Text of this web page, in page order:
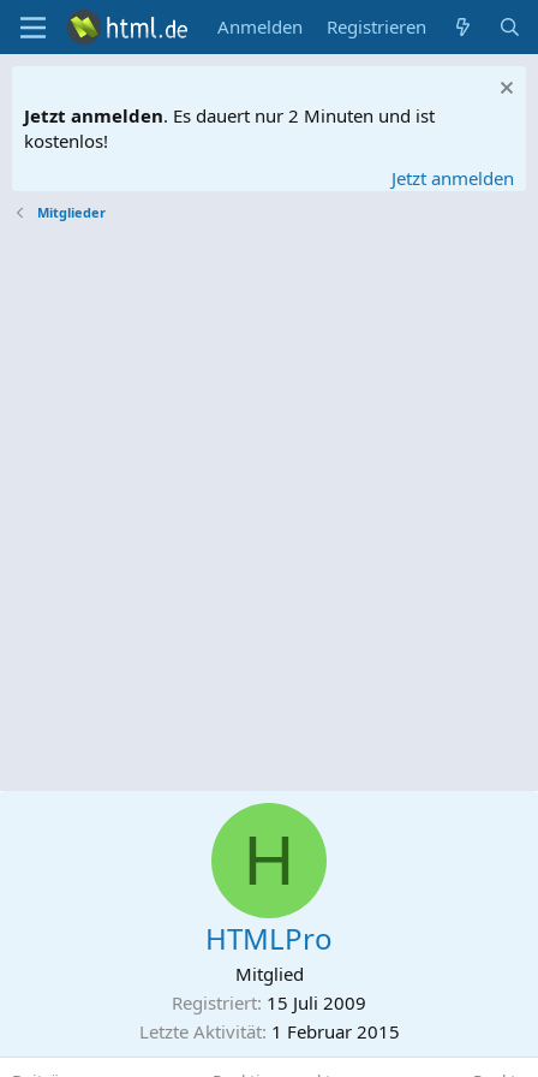
Anmelden Registrieren
Jetzt anmelden. Es dauert nur 2 Minuten und ist
kostenlos!
Jetzt anmelden
Mitglieder
H
HTMLPro
Mitglied
Registriert 15 Juli 2009
Letzte Aktivität 1 Februar 2015